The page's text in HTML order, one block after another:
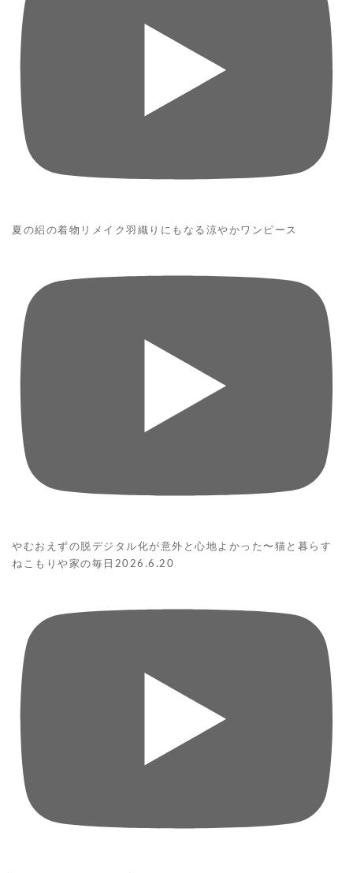
夏の絽の着物リメイク羽織りにもなる涼やかワンピース
やむおえずの脱デジタル化が意外と心地よかった〜猫と暮らす
ねこもりや家の毎日2026.6.20